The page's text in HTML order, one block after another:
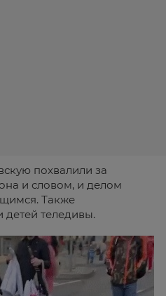
похвалили за
и словом, и делом
Также
теледивы.